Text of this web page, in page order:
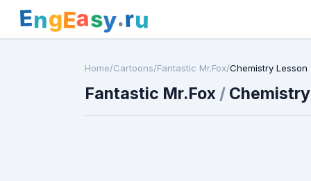
EngEasy.ru
Home/Cartoons/Fantastic Mr.Fox/Chemistry Lesson
Fantastic Mr.Fox /